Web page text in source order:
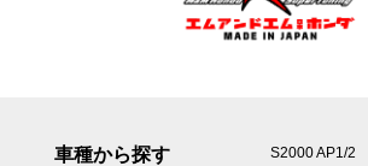
車種から探す
S2000 AP1/2